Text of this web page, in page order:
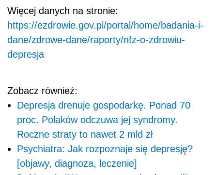
Więcej danych na stronie:
https://ezdrowie.gov.pl/portal/home/badania-i-
dane/zdrowe-dane/raporty/nfz-o-zdrowiu-
depresja
Zobacz również:
Depresja drenuje gospodarkę. Ponad 70
proc. Polaków odczuwa jej syndromy.
Roczne straty to nawet 2 mld zł
Psychiatra: Jak rozpoznaje się depresję?
[objawy, diagnoza, leczenie]